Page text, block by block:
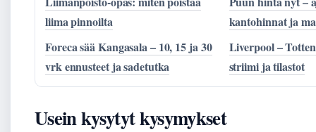
liima pinnoilta
kantohinnat ja
Foreca sää Kangasala – 10, 15 ja 30
vrk ennusteet ja sadetutka
Liverpool –
striimi ja tilastot
Usein kysytyt kysymykset